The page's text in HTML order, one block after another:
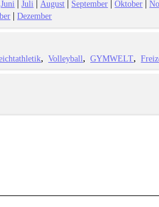
Juni |Juli | August | September |Oktober |
|Dezember
Volleyball GYMWELT